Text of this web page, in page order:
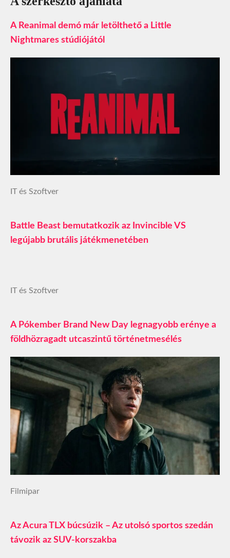
A Reanimal demó már letölthető a Little
Nightmares stúdiójától
IT és Szoftver
Battle Beast bemutatkozik az Invincible VS
legújabb brutális játékmenetében
IT és Szoftver
A Pókember Brand New Day legnagyobb erénye a
földhözragadt utcaszintű történetmesélés
Filmipar
Az Acura TLX búcsúzik – Az utolsó sportos szedán
távozik az SUV-korszakba